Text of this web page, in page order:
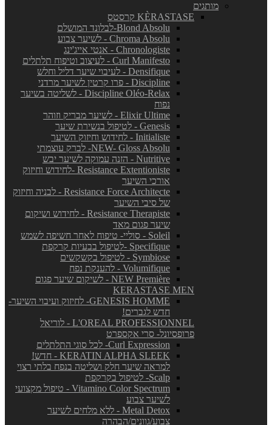
מותגים
KÈRASTASE קרסטס
Blond Absolu-לבלונד המושלם
Chroma Absolu - לשיער צבוע
Chronologiste - אנטי אייג'ינג
Curl Manifesto - לעיצוב וטיפוח תלתלים
Densifique - לעיבוי שיער דליל וחלש
Discipline - פרו קרטין לשיער מרדני
Discipline Oléo-Relax - לשליטה בשיער
נפוח
Elixir Ultime - לשיער מבריק וזוהר
Genesis - לטיפול בנשירת שיער
Initialiste - לחידוש וחיזוק השיער
NEW- Gloss Absolu- לברק עוצמתי
Nutritive - הזנה עמוקה לשיער יבש
Resistance Extentioniste -לחידוש וחיזוק
אורכי השיער
Resistance Force Architecte - לבניה וחיזוק
של סיבי השיער
Resistance Therapiste - לחידוש ושיקום
שיער פגום מאד
Soleil - סוליי- טיפוח לאחר חשיפה לשמש
Specifique -לטיפול בבעיות קרקפת
Symbiose - לטיפול בקשקשים
Volumifique - להענקת נפח
NEW Première - לשיקום שיער פגום
KERASTASE MEN
GENESIS HOMME- לחיזוק ועיבוי השיער-
חדש לגברים!
L'OREAL PROFESSIONNEL - לוריאל
פרופסיונל- סרי אקספרט
Curl Expression- לכל סוגי התלתלים
KERATIN ALPHA SLEEK - חדש!
למראה שיער חלק ושליטה בנפח בלתי רצוי
Scalp- לטיפול בקרקפת
Vitamino Color Spectrum - טיפול מקצועי
לשיער צבוע
Metal Detox - ללא מלחים לשיער
צבוע/גוונים/הבהרה